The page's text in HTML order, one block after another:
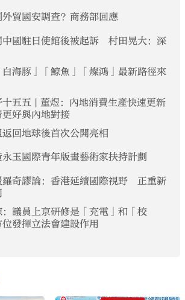
貿國安調查？商務部回應
中國駐日使館後被起訴 村田晃大：深
海豚」「鯨魚」「燦鴻」最新路徑來
十五五 | 董煜：內地消費生產快速更新
好與內地對接
回地球後首次公開亮相
玉國際青年版畫藝術家扶持計劃
羅奇謬論：香港延續國際視野 正重新
議員上京研修是「充電」和「校
發揮立法會建設作用